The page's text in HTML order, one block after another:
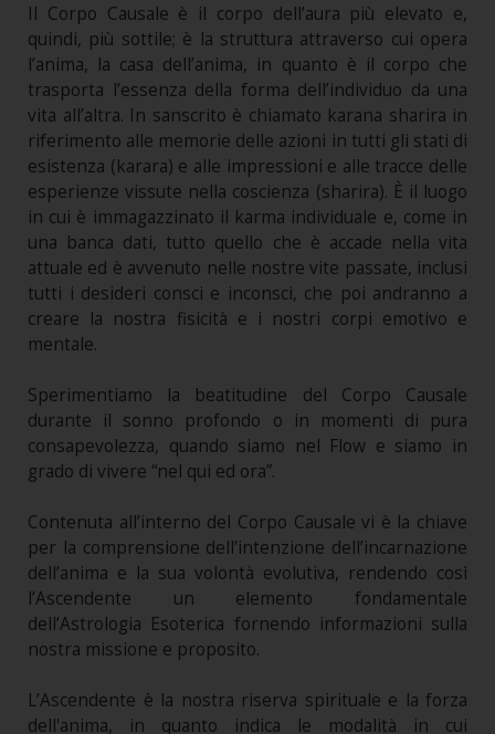
Il Corpo Causale è il corpo dell’aura più elevato e,
quindi, più sottile; è la struttura attraverso cui opera
l’anima, la casa dell’anima, in quanto è il corpo che
trasporta l’essenza della forma dell’individuo da una
vita all’altra. In sanscrito è chiamato karana sharira in
riferimento alle memorie delle azioni in tutti gli stati di
esistenza (karara) e alle impressioni e alle tracce delle
esperienze vissute nella coscienza (sharira). È il luogo
in cui è immagazzinato il karma individuale e, come in
una banca dati, tutto quello che è accade nella vita
attuale ed è avvenuto nelle nostre vite passate, inclusi
tutti i desideri consci e inconsci, che poi andranno a
creare la nostra fisicità e i nostri corpi emotivo e
mentale.
Sperimentiamo la beatitudine del Corpo Causale
durante il sonno profondo o in momenti di pura
consapevolezza, quando siamo nel Flow e siamo in
grado di vivere “nel qui ed ora”.
Contenuta all’interno del Corpo Causale vi è la chiave
per la comprensione dell’intenzione dell’incarnazione
dell’anima e la sua volontà evolutiva, rendendo così
l’Ascendente un elemento fondamentale
dell’Astrologia Esoterica fornendo informazioni sulla
nostra missione e proposito.
L’Ascendente è la nostra riserva spirituale e la forza
dell'anima, in quanto indica le modalità in cui